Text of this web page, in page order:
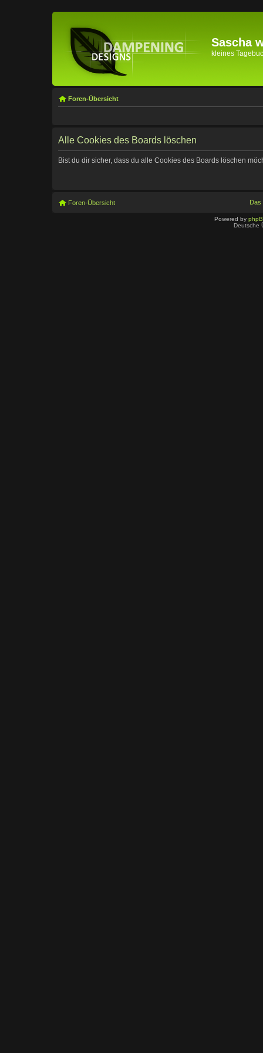
Sascha
kleines
Foren-Übersicht
Alle Cookies des Boards löschen
Bist du dir sicher, dass du alle Cookies des Boards löschen
Foren-Übersicht Das
Powered by
Deutsche